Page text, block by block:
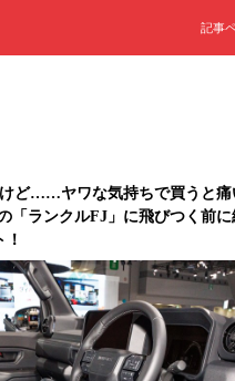
記事
ど……ヤワな気持ちで買うと痛
ランクルFJ」に飛びつく前に